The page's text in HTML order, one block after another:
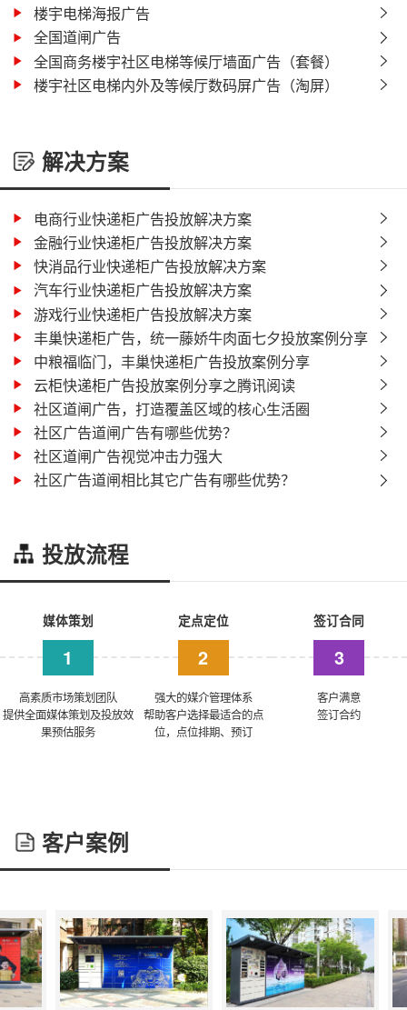
楼宇电梯海报广告
全国道闸广告
全国商务楼宇社区电梯等候厅墙面广告（套餐）
楼宇社区电梯内外及等候厅数码屏广告（淘屏）
解决方案
电商行业快递柜广告投放解决方案
金融行业快递柜广告投放解决方案
快消品行业快递柜广告投放解决方案
汽车行业快递柜广告投放解决方案
游戏行业快递柜广告投放解决方案
丰巢快递柜广告，统一藤娇牛肉面七夕投放案例分享
中粮福临门，丰巢快递柜广告投放案例分享
云柜快递柜广告投放案例分享之腾讯阅读
社区道闸广告，打造覆盖区域的核心生活圈
社区广告道闸广告有哪些优势？
社区道闸广告视觉冲击力强大
社区广告道闸相比其它广告有哪些优势？
投放流程
媒体策划
1
高素质市场策划团队
提供全面媒体策划及投放效
果预估服务
定点定位
2
强大的媒介管理体系
帮助客户选择最适合的点
位，点位排期、预订
签订合同
3
客户满意
签订合约
客户案例